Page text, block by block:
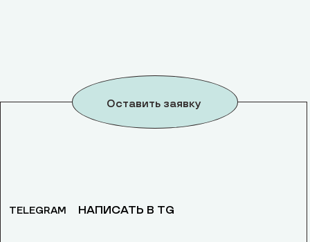
Оставить заявку
TELEGRAM НАПИСАТЬ В TG